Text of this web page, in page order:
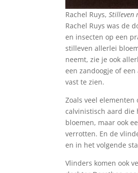
Rachel Ruys,Stilleven
Rachel Ruys was de
en insecten op een
stilleven allerlei
neemt, zie je ook
een zandoogje of
vast te zien.
Zoals veel
calvinistisch aard die
bloemen, maar ook
verrotten. En de
en in het volgende
Vlinders komen ook